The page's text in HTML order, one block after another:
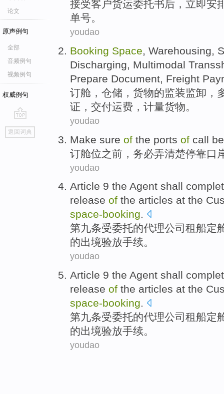
论文
原声例句
全部
音频例句
视频例句
权威例句
go
top
返回词典
接受客户货运委托书后 ， 立即安
单号。
youdao
Booking Space, Warehousing,
Discharging, Multimodal
Prepare Document, Freight
订舱， 仓储 ， 货物的监装监卸 ，
证 ，交付运费 ，计量货物。
youdao
Make sure of the ports of call
订舱位之前 ， 务必弄清楚停靠口
youdao
Article 9 the Agent shall
release of the articles at the
space-booking.
第九条受委托的代理公司 租船定
的出境验放手续。
youdao
Article 9 the Agent shall
release of the articles at the
space-booking.
第九条受委托的代理公司 租船定
的出境验放手续。
youdao